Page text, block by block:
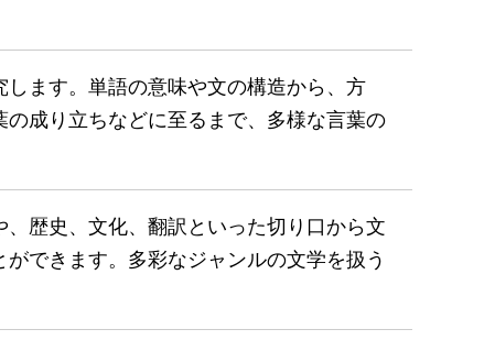
します。単語の意味や文の構造から、方
成り立ちなどに至るまで、多様な言葉の
、歴史、文化、翻訳といった切り口から文
できます。多彩なジャンルの文学を扱う